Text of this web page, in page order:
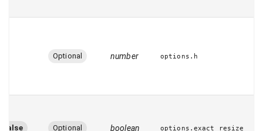
options.h
number
Optional
options.exact_resize
boolean
Optional
false